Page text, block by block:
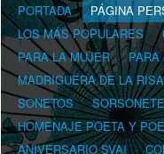
PORTADA PÁGINA
LOS MÁS POPULARES
PARA LA MUJER
PARA
MADRIGUERA DE LA RISA
SONETOS
HOMENAJE POETA Y
ANIVERSARIO SVAI